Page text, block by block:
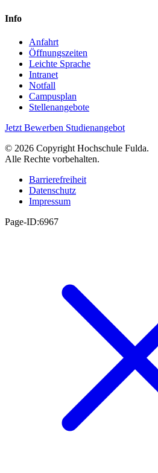
Info
Anfahrt
Öffnungszeiten
Leichte Sprache
Intranet
Notfall
Campusplan
Stellenangebote
Jetzt Bewerben Studienangebot
© 2026 Copyright Hochschule Fulda.
Alle Rechte vorbehalten.
Barrierefreiheit
Datenschutz
Impressum
Page-ID:6967